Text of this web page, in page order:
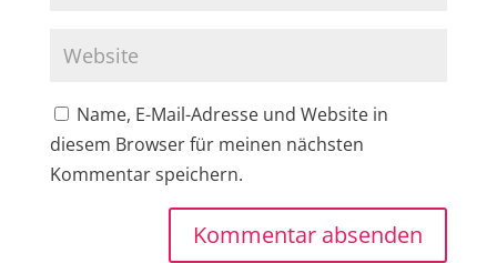
Name, E-Mail-Adresse und Website in
diesem Browser für meinen nächsten
Kommentar speichern.